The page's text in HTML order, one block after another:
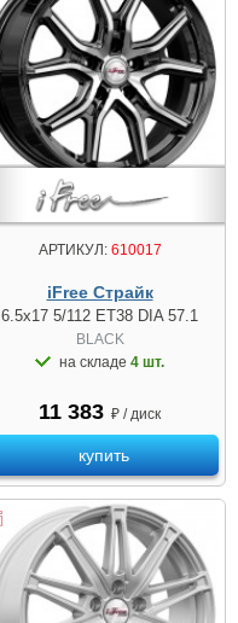
АРТИКУЛ:610017
iFree Страйк
6.5x17 5/112 ET38 DIA 57.1
BLACK
на складе 4 шт.
11 383 ₽ / диск
купить